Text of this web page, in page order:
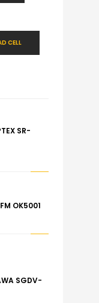
CELL
SR-
OK5001
SGDV-